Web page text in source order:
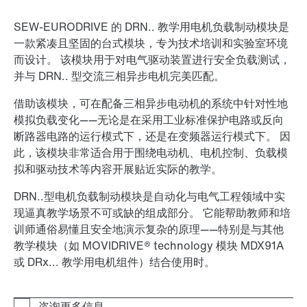
SEW-EURODRIVE 的 DRN.. 教学用电机负载制动模块是
一款紧凑且坚固的台式模块，专为技术培训和实验室环境
而设计。 该模块用于对电气驱动装置进行安全负载测试，
并与 DRN.. 型交流三相异步电机完美匹配。
借助该模块，可在配备三相异步电动机的系统中针对性地
模拟负载变化——无论是在采用工业标准保护电路或反向
断路器电路的运行模式下，还是在变频器运行模式下。 因
此，该模块非常适合用于围绕电动机、电机控制、负载模
拟和驱动技术等内容开展贴近实际的教学。
DRN..型电机负载制动模块是自动化与电气工程领域中实
现逼真教学场景不可或缺的组成部分。 它能帮助教师和培
训师通俗易懂且安全地演示复杂的原理——特别是与其他
教学模块（如 MOVIDRIVE® technology 模块 MDX91A
或 DRx... 教学用电机组件）结合使用时。